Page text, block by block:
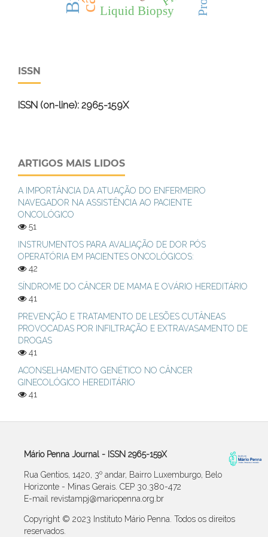
Liquid Biopsy
ISSN
ISSN (on-line): 2965-159X
ARTIGOS MAIS LIDOS
A IMPORTÂNCIA DA ATUAÇÃO DO ENFERMEIRO
NAVEGADOR NA ASSISTÊNCIA AO PACIENTE
ONCOLÓGICO
51
INSTRUMENTOS PARA AVALIAÇÃO DE DOR PÓS
OPERATÓRIA EM PACIENTES ONCOLÓGICOS:
42
SÍNDROME DO CÂNCER DE MAMA E OVÁRIO HEREDITÁRIO
41
PREVENÇÃO E TRATAMENTO DE LESÕES CUTÂNEAS
PROVOCADAS POR INFILTRAÇÃO E EXTRAVASAMENTO DE
DROGAS
41
ACONSELHAMENTO GENÉTICO NO CÂNCER
GINECOLÓGICO HEREDITÁRIO
41
Mário Penna Journal - ISSN 2965-159X
Rua Gentios, 1420, 3º andar, Bairro Luxemburgo, Belo
Horizonte - Minas Gerais. CEP 30.380-472
E-mail revistampj@mariopenna.org.br
Copyright © 2023 Instituto Mário Penna. Todos os direitos
reservados.